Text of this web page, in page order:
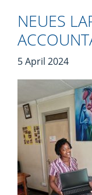
NEUES
5 April 2024